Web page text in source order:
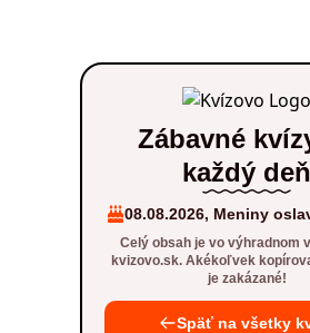
Zábavné
každý deň
08.08.2026, Meniny
Celý obsah je vo výhradnom
kvizovo.sk. Akékoľvek
je zakázané!
Späť na všetky